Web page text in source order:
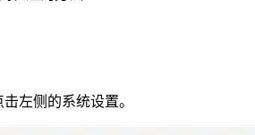
侧的系统设置。